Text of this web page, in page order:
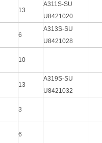
13
A311S-SU
U8421020
6
A313S-SU
U8421028
10
13
A319S-SU
U8421032
3
6